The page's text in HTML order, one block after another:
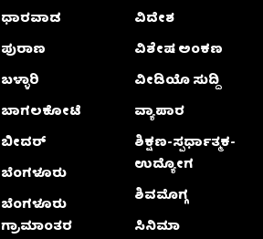
ಧಾರವಾಡ
ಪುರಾಣ
ಬಳ್ಳಾರಿ
ಬಾಗಲಕೋಟೆ
ಬೀದರ್
ಬೆಂಗಳೂರು
ಬೆಂಗಳೂರು
ಗ್ರಾಮಾಂತರ
ವಿದೇಶ
ವಿಶೇಷ ಅಂಕಣ
ವೀಡಿಯೊ ಸುದ್ದಿ
ವ್ಯಾಪಾರ
ಶಿಕ್ಷಣ-ಸ್ಪರ್ಧಾತ್ಮಕ-
ಉದ್ಯೋಗ
ಶಿವಮೊಗ್ಗ
ಸಿನಿಮಾ